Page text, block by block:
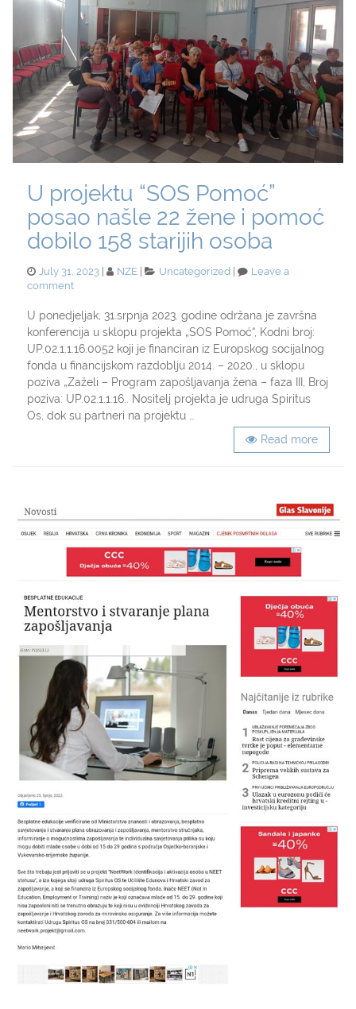
U projektu “SOS Pomoć”
posao našle 22 žene i pomoć
dobilo 158 starijih osoba
Posted
on
July 31, 2023 NZE Categories
Uncategorized
Leave a
commenton
projektu
“SOS
Pomoć”
posao
našle
22
žene
i
U ponedjeljak, 31.srpnja 2023. godine održana je završna
konferencija u sklopu projekta „SOS Pomoć“, Kodni broj:
UP.02.1.1.16.0052 koji je financiran iz Europskog socijalnog
fonda u financijskom razdoblju 2014. – 2020., u sklopu
poziva „Zaželi – Program zapošljavanja žena – faza III, Broj
poziva: UP.02.1.1.16.. Nositelj projekta je udruga Spiritus
Os, dok su partneri na projektu …
Read more